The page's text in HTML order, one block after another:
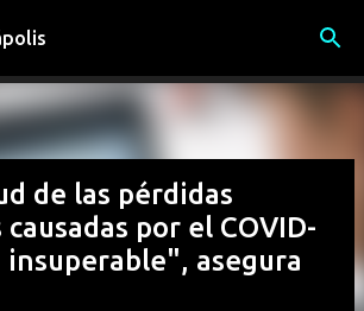
al contenido principal
de las pérdidas
por el COVID-
insuperable", asegura